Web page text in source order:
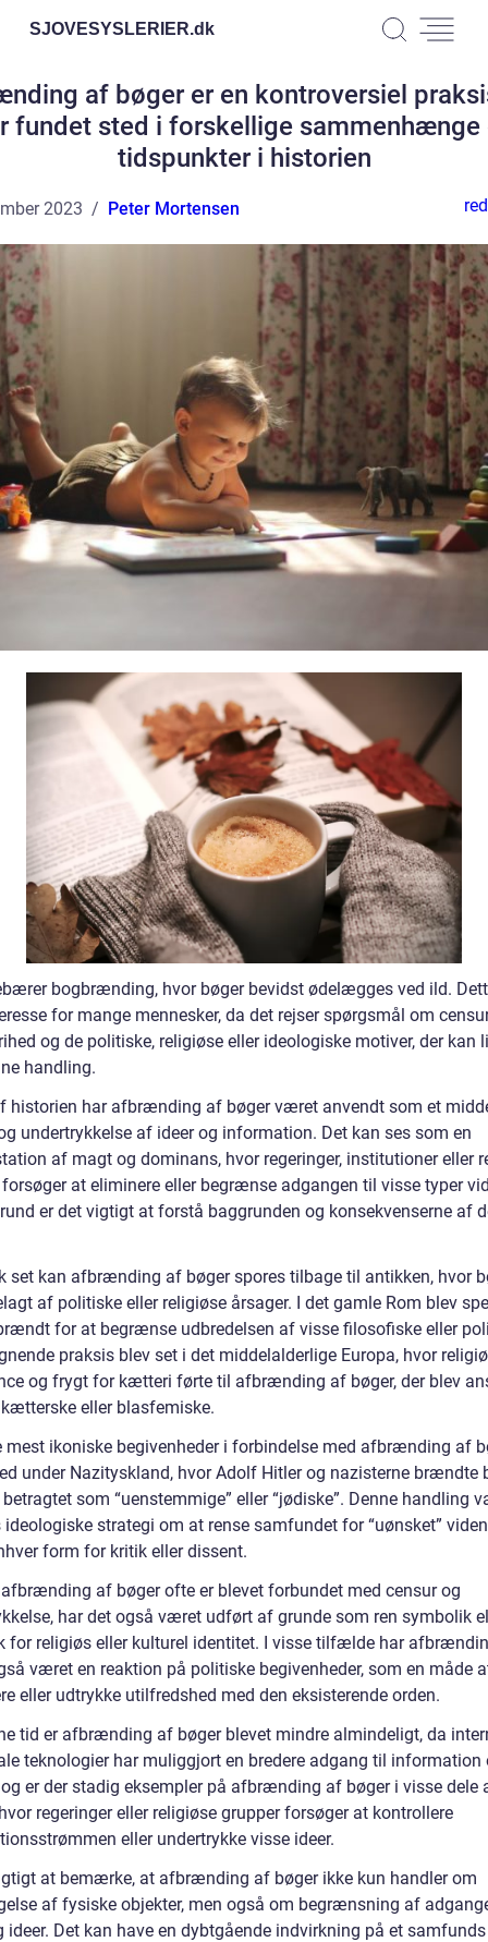
SJOVESYSLERIER.dk
af bøger er en kontroversiel
fundet sted i forskellige sammenhænge
tidspunkter i historien
2023 Peter Mortensen
bogbrænding, hvor bøger bevidst ødelægges ved ild.
for mange mennesker, da det rejser spørgsmål om
og de politiske, religiøse eller ideologiske motiver, der kan
handling.
historien har afbrænding af bøger været anvendt som et
undertrykkelse af ideer og information. Det kan ses som en
af magt og dominans, hvor regeringer, institutioner eller
at eliminere eller begrænse adgangen til visse typer
er det vigtigt at forstå baggrunden og konsekvenserne af
set kan afbrænding af bøger spores tilbage til antikken, hvor
af politiske eller religiøse årsager. I det gamle Rom blev
for at begrænse udbredelsen af visse filosofiske eller
praksis blev set i det middelalderlige Europa, hvor
og frygt for kætteri førte til afbrænding af bøger, der blev
eller blasfemiske.
mest ikoniske begivenheder i forbindelse med afbrænding af
under Nazityskland, hvor Adolf Hitler og nazisterne brændte
som “uenstemmige” eller “jødiske”. Denne handling
ideologiske strategi om at rense samfundet for “uønsket”
form for kritik eller dissent.
af bøger ofte er blevet forbundet med censur og
har det også været udført af grunde som ren symbolik
for religiøs eller kulturel identitet. I visse tilfælde har
været en reaktion på politiske begivenheder, som en måde
eller udtrykke utilfredshed med den eksisterende orden.
tid er afbrænding af bøger blevet mindre almindeligt, da
teknologier har muliggjort en bredere adgang til information
er der stadig eksempler på afbrænding af bøger i visse dele
regeringer eller religiøse grupper forsøger at kontrollere
eller undertrykke visse ideer.
at bemærke, at afbrænding af bøger ikke kun handler om
af fysiske objekter, men også om begrænsning af
ideer. Det kan have en dybtgående indvirkning på et samfunds